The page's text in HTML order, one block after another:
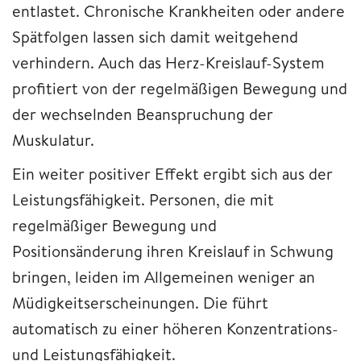
entlastet. Chronische Krankheiten oder andere
Spätfolgen lassen sich damit weitgehend
verhindern. Auch das Herz-Kreislauf-System
profitiert von der regelmäßigen Bewegung und
der wechselnden Beanspruchung der
Muskulatur.
Ein weiter positiver Effekt ergibt sich aus der
Leistungsfähigkeit. Personen, die mit
regelmäßiger Bewegung und
Positionsänderung ihren Kreislauf in Schwung
bringen, leiden im Allgemeinen weniger an
Müdigkeitserscheinungen. Die führt
automatisch zu einer höheren Konzentrations-
und Leistungsfähigkeit.